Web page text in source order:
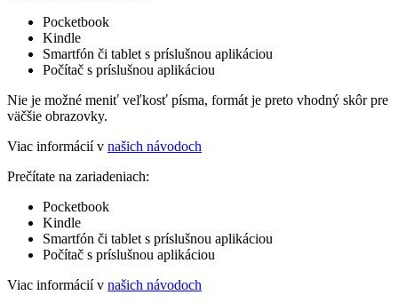
Pocketbook
Kindle
Smartfón či tablet s príslušnou aplikáciou
Počítač s príslušnou aplikáciou
Nie je možné meniť veľkosť písma, formát je preto vhodný skôr pre
väčšie obrazovky.
Viac informácií v našich návodoch
Prečítate na zariadeniach:
Pocketbook
Kindle
Smartfón či tablet s príslušnou aplikáciou
Počítač s príslušnou aplikáciou
Viac informácií v našich návodoch